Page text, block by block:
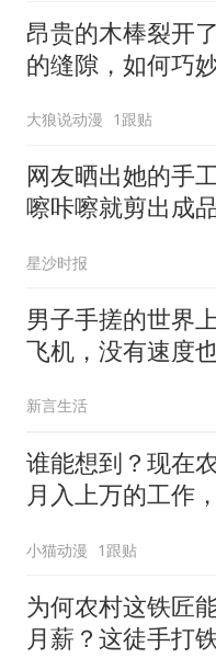
昂贵的木棒裂开
的缝隙，如何巧
大狼说动漫 1跟贴
网友晒出她的手
嚓咔嚓就剪出成
星沙时报
男子手搓的世界
飞机，没有速度
新言生活
谁能想到？现在
月入上万的工作
小猫动漫 1跟贴
为何农村这铁匠
月薪？这徒手打